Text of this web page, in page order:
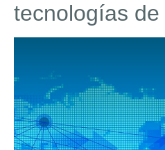
tecnologías de